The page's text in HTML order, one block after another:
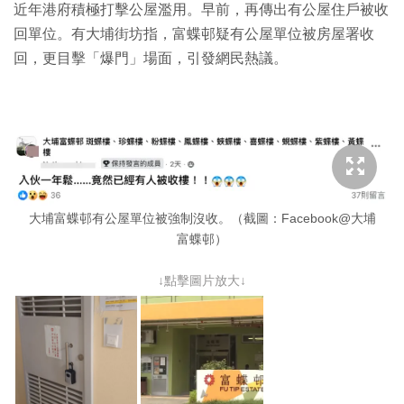
近年港府積極打擊公屋濫用。早前，再傳出有公屋住戶被收
回單位。有大埔街坊指，富蝶邨疑有公屋單位被房屋署收
回，更目擊「爆門」場面，引發網民熱議。
大埔富蝶邨有公屋單位被強制沒收。（截圖：Facebook@大埔
富蝶邨）
↓點擊圖片放大↓